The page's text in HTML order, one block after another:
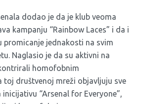
dodao je da je klub veoma
kampanju “Rainbow Laces” i da i
promicanje jednakosti na svim
Naglasio je da su aktivni na
homofobnim
toj društvenoj mreži objavljuju sve
“Arsenal for Everyone”,